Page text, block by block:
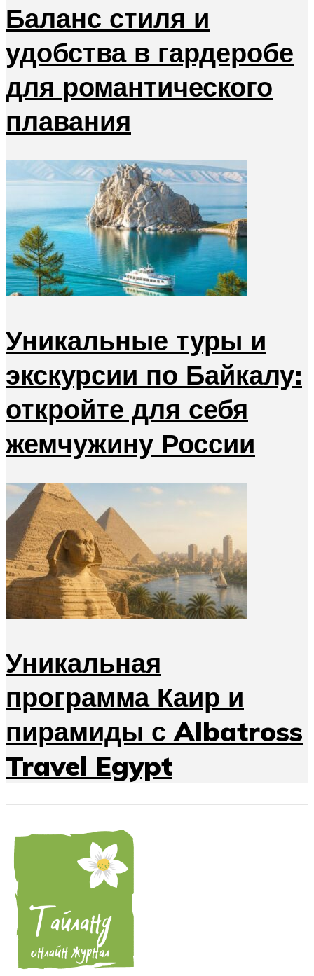
Баланс стиля и
удобства в гардеробе
для романтического
плавания
Уникальные туры и
экскурсии по Байкалу:
откройте для себя
жемчужину России
Уникальная
программа Каир и
пирамиды с Albatross
Travel Egypt